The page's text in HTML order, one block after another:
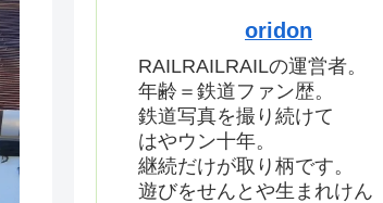
oridon
RAILRAILRAILの運営者。
年齢＝鉄道ファン歴。
鉄道写真を撮り続けて
はやウン十年。
継続だけが取り柄です。
遊びをせんとや生まれけん